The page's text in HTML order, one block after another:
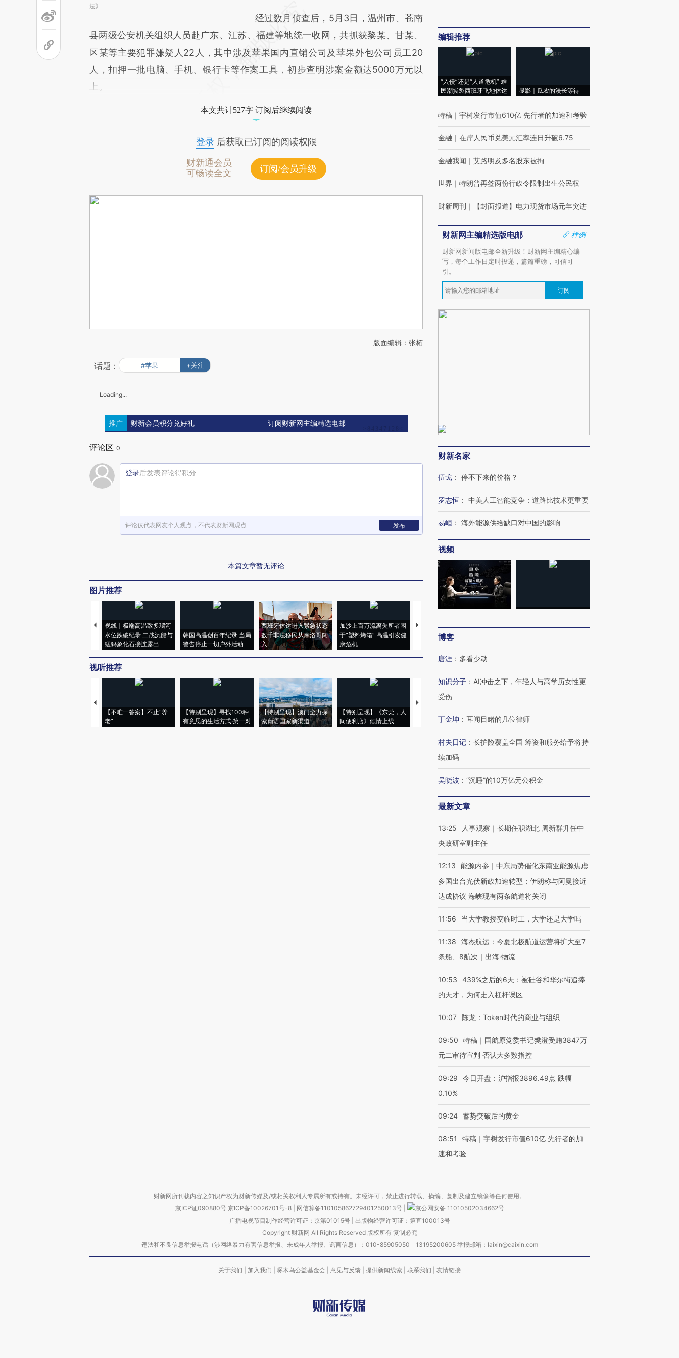
法》
经过数月侦查后，5月3日，温州市、苍南
县两级公安机关组织人员赴广东、江苏、福建等地统一收网，共抓获黎某、甘某、
区某等主要犯罪嫌疑人22人，其中涉及苹果国内直销公司及苹果外包公司员工20
人，扣押一批电脑、手机、银行卡等作案工具，初步查明涉案金额达5000万元以
上。
本文共计527字 订阅后继续阅读
登录后获取已订阅的阅读权限
财新通会员
可畅读全文
订阅/会员升级
版面编辑：张柘
话题： #苹果 +关注
Loading...
推广 财新会员积分兑好礼 订阅财新网主编精选电邮
评论区 0
登录后发表评论得积分
评论仅代表网友个人观点，不代表财新网观点 发布
本篇文章暂无评论
图片推荐
视线｜极端高温致多瑙河
水位跌破纪录 二战沉船与
猛犸象化石接连露出
韩国高温创百年纪录 当局
警告停止一切户外活动
西班牙休达进入紧急状态
数千非法移民从摩洛哥闯
入
加沙上百万流离失所者困
于“塑料烤箱” 高温引发健
康危机
视线｜HYROX的吸金
术：是什么让中产们甘
马航飞行员跨国走私7万
视线｜被称为“蟑螂”的印
视听推荐
【不唯一答案】不止“养
老”
【特别呈现】寻找100种
有意思的生活方式·第一对
【特别呈现】澳门全力探
索葡语国家新渠道
【特别呈现】《东莞，人
间便利店》倾情上线
【推广】走进第四届链博
有意思的生活方式·第三对
编辑推荐
“入侵”还是“人道危机” 难
民潮撕裂西班牙飞地休达
显影｜瓜农的漫长等待
特稿 ｜ 宇树发行市值610亿 先行者的加速和考验
金融 ｜ 在岸人民币兑美元汇率连日升破6.75
金融我闻 ｜ 艾路明及多名股东被拘
世界 ｜ 特朗普再签两份行政令限制出生公民权
财新周刊 ｜ 【封面报道】电力现货市场元年突进
财新网主编精选版电邮
样例
财新网新闻版电邮全新升级！财新网主编精心编
写，每个工作日定时投递，篇篇重磅，可信可
引。
订阅
财新名家
伍戈 ： 停不下来的价格？
罗志恒 ： 中美人工智能竞争：道路比技术更重要
易峘 ： 海外能源供给缺口对中国的影响
视频
博客
唐涯 ： 多看少动
知识分子 ： AI冲击之下，年轻人与高学历女性更
受伤
丁金坤 ： 耳闻目睹的几位律师
村夫日记 ： 长护险覆盖全国 筹资和服务给予将持
续加码
吴晓波 ： “沉睡”的10万亿元公积金
最新文章
13:25
人事观察｜长期任职湖北 周新群升任中
央政研室副主任
12:13
能源内参｜中东局势催化东南亚能源焦虑
多国出台光伏新政加速转型；伊朗称与阿曼接近
达成协议 海峡现有两条航道将关闭
11:56 当大学教授变临时工，大学还是大学吗
11:38
海杰航运：今夏北极航道运营将扩大至7
条船、8航次｜出海·物流
10:53
439%之后的6天：被硅谷和华尔街追捧
的天才，为何走入杠杆误区
10:07 陈龙：Token时代的商业与组织
09:50
特稿｜国航原党委书记樊澄受贿3847万
元二审待宣判 否认大多数指控
09:29
今日开盘：沪指报3896.49点 跌幅
0.10%
09:24 蓄势突破后的黄金
08:51
特稿｜宇树发行市值610亿 先行者的加
速和考验
财新网所刊载内容之知识产权为财新传媒及/或相关权利人专属所有或持有。未经许可，禁止进行转载、摘编、复制及建立镜像等任何使用。
京ICP证090880号 京ICP备10026701号-8 网信算备110105862729401250013号
京公网安备 11010502034662号
广播电视节目制作经营许可证：京第01015号| 出版物经营许可证：第直100013号
Copyright 财新网 All Rights Reserved 版权所有 复制必究
违法和不良信息举报电话（涉网络暴力有害信息举报、未成年人举报、谣言信息）：010-85905050 13195200605 举报邮箱：laixin@caixin.com
关于我们 加入我们 啄木鸟公益基金会 意见与反馈 提供新闻线索 联系我们 友情链接